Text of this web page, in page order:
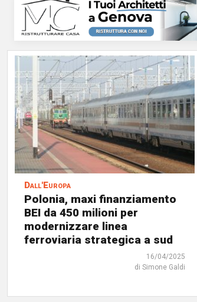
Dall'Europa
Polonia, maxi finanziamento
BEI da 450 milioni per
modernizzare linea
ferroviaria strategica a sud
16/04/2025
di Simone Galdi